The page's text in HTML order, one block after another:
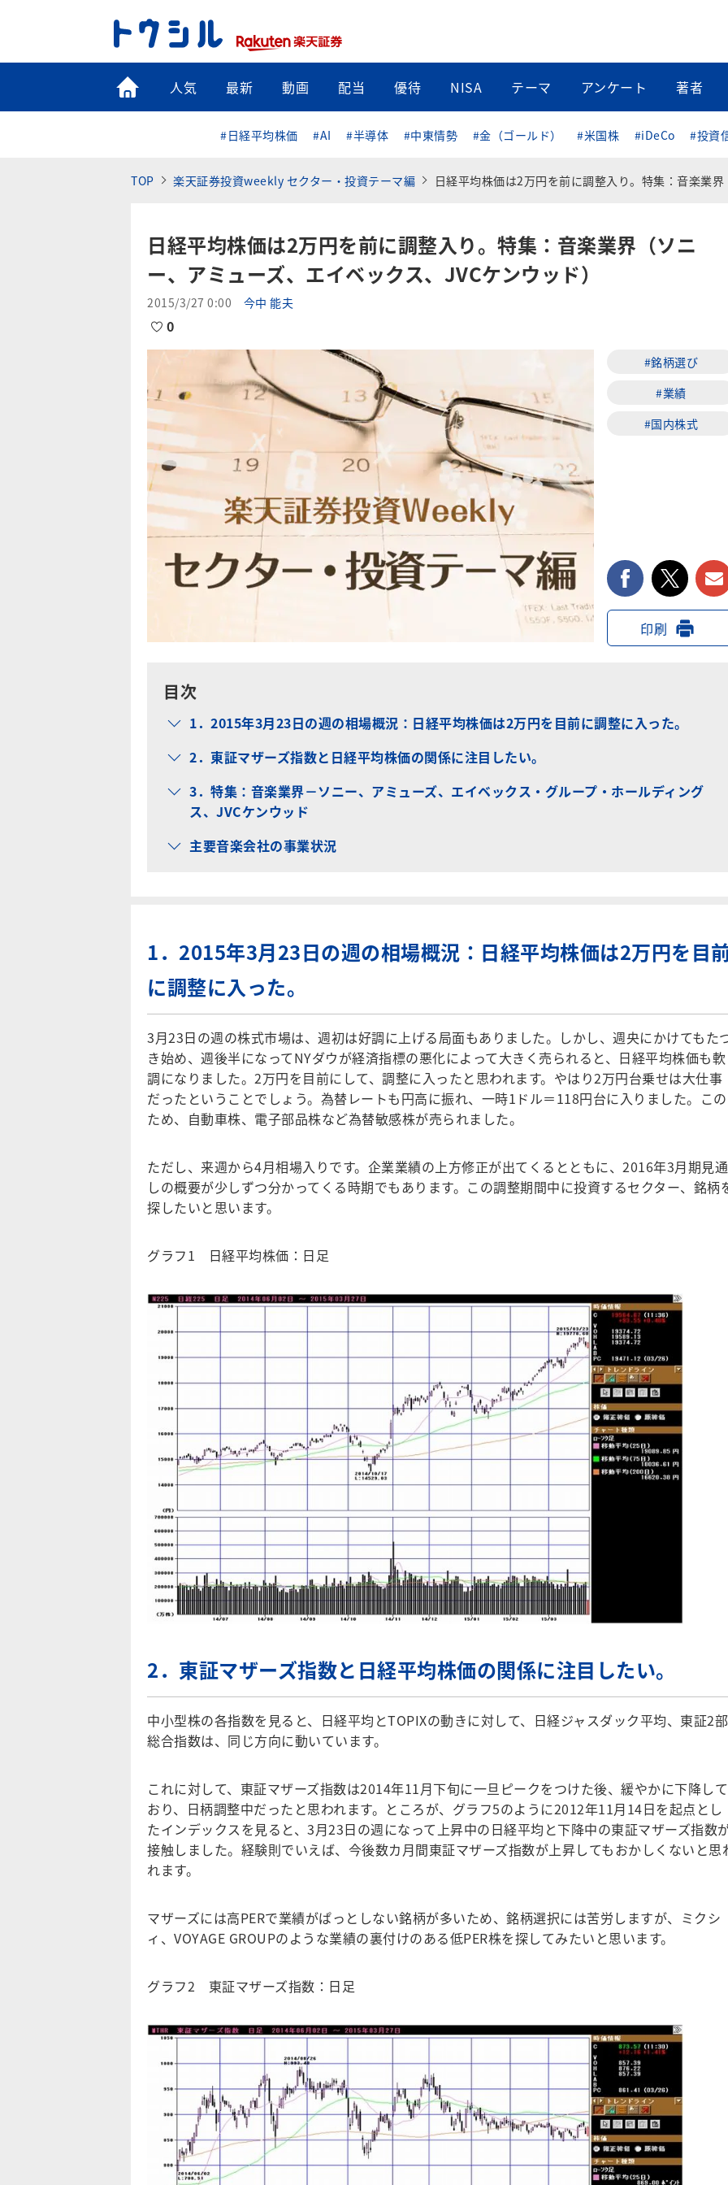
トップ
人気 最新 動画 配当 優待 NISA テーマ アンケート 著者
#日経平均株価 #AI #半導体 #中東情勢 #金（ゴールド） #米国株 #iDeCo #投資
TOP 楽天証券投資weekly セクター・投資テーマ編 日経平均株価は2万円を前に調整入り。特集：音楽業界（ソニー、アミューズ、エイベックス、JVCケンウッ
日経平均株価は2万円を前に調整入り。特集：音楽業界（ソニ
ー、アミューズ、エイベックス、JVCケンウッド）
2015/3/27 0:00 今中 能夫
0
#銘柄選び
#業績
#国内株式
facebook
印刷
目次
1．2015年3月23日の週の相場概況：日経平均株価は2万円を目前に調整に入った。
2．東証マザーズ指数と日経平均株価の関係に注目したい。
3．特集：音楽業界－ソニー、アミューズ、エイベックス・グループ・ホールディング
ス、JVCケンウッド
主要音楽会社の事業状況
1．2015年3月23日の週の相場概況：日経平均株価は2万円を目
に調整に入った。
3月23日の週の株式市場は、週初は好調に上げる局面もありました。しかし、週央にかけてもた
き始め、週後半になってNYダウが経済指標の悪化によって大きく売られると、日経平均株価も軟
調になりました。2万円を目前にして、調整に入ったと思われます。やはり2万円台乗せは大仕事
だったということでしょう。為替レートも円高に振れ、一時1ドル＝118円台に入りました。この
ため、自動車株、電子部品株など為替敏感株が売られました。
ただし、来週から4月相場入りです。企業業績の上方修正が出てくるとともに、2016年3月期見通
しの概要が少しずつ分かってくる時期でもあります。この調整期間中に投資するセクター、銘柄
探したいと思います。
グラフ1 日経平均株価：日足
2．東証マザーズ指数と日経平均株価の関係に注目したい。
中小型株の各指数を見ると、日経平均とTOPIXの動きに対して、日経ジャスダック平均、東証2部
総合指数は、同じ方向に動いています。
これに対して、東証マザーズ指数は2014年11月下旬に一旦ピークをつけた後、緩やかに下降して
おり、日柄調整中だったと思われます。ところが、グラフ5のように2012年11月14日を起点とし
たインデックスを見ると、3月23日の週になって上昇中の日経平均と下降中の東証マザーズ指数
接触しました。経験則でいえば、今後数カ月間東証マザーズ指数が上昇してもおかしくないと思
れます。
マザーズには高PERで業績がぱっとしない銘柄が多いため、銘柄選択には苦労しますが、ミクシ
ィ、VOYAGE GROUPのような業績の裏付けのある低PER株を探してみたいと思います。
グラフ2 東証マザーズ指数：日足